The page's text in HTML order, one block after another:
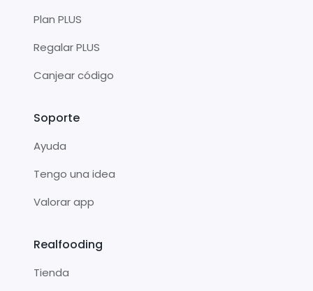
Plan PLUS
Regalar PLUS
Canjear código
Soporte
Ayuda
Tengo una idea
Valorar app
Realfooding
Tienda